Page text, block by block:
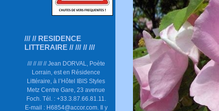
/// // RESIDENCE
LITTERAIRE // /// // ///
/// // /// // Jean DORVAL, Poète
Lorrain, est en Résidence
Littéraire, à l’Hôtel IBIS Styles
Metz Centre Gare, 23 avenue
Foch. Tél. : +33.3.87.66.81.11.
E-mail : H6854@accor.com. Il y